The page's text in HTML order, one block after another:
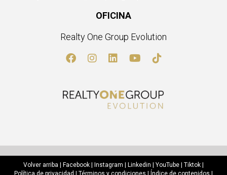
OFICINA
Realty One Group Evolution
Volver arriba Facebook Instagram Linkedin YouTube Tiktok
Política de privacidad
Términos y condiciones Índice de contenidos